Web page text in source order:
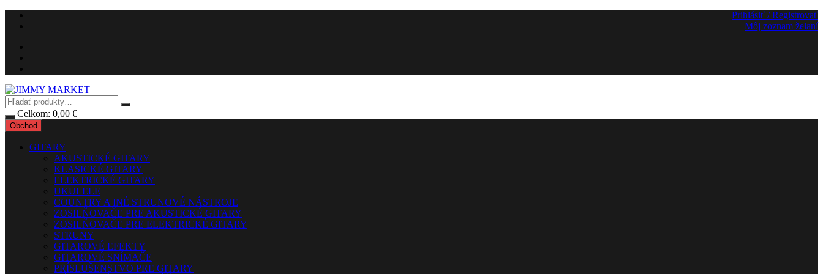
Preskočiť
Prihlásiť / Registrovať
Môj zoznam želaní
Celkom: 0,00 €
Obchod
GITARY
AKUSTICKÉ GITARY
KLASICKÉ GITARY
ELEKTRICKÉ GITARY
UKULELE
COUNTRY A INÉ STRUNOVÉ NÁSTROJE
ZOSILŇOVAČE PRE AKUSTICKÉ GITARY
ZOSILŇOVAČE PRE ELEKTRICKÉ GITARY
STRUNY
GITAROVÉ EFEKTY
GITAROVÉ SNÍMAČE
PRÍSLUŠENSTVO PRE GITARY